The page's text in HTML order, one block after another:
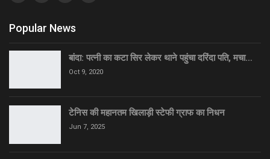
Popular News
बांदा: पत्नी का कटा सिर लेकर थाने पहुंचा दरिंदा पति, मचा…
Oct 9, 2020
टेनिस की महानतम खिलाड़ी स्टेफी ग्राफ का निधन
Jun 7, 2025